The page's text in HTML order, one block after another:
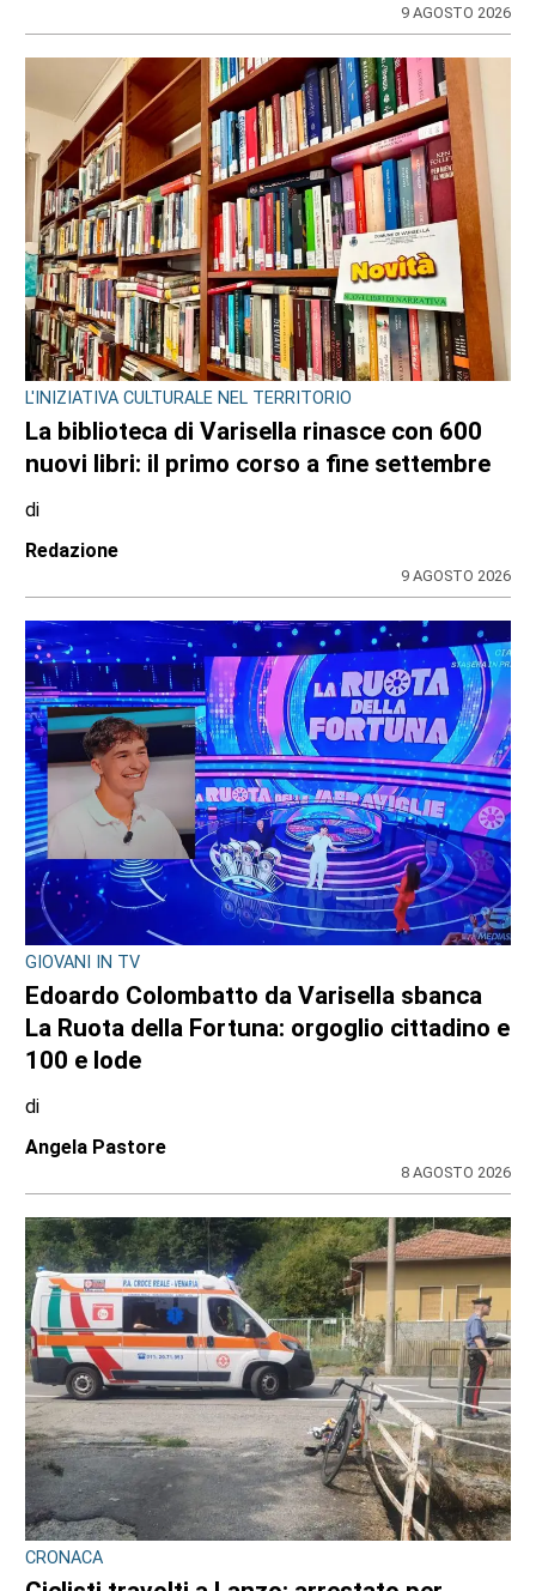
9 AGOSTO 2026
L'INIZIATIVA CULTURALE NEL TERRITORIO
La biblioteca di Varisella rinasce con 600
nuovi libri: il primo corso a fine settembre
di
Redazione
9 AGOSTO 2026
GIOVANI IN TV
Edoardo Colombatto da Varisella sbanca
La Ruota della Fortuna: orgoglio cittadino e
100 e lode
di
Angela Pastore
8 AGOSTO 2026
CRONACA